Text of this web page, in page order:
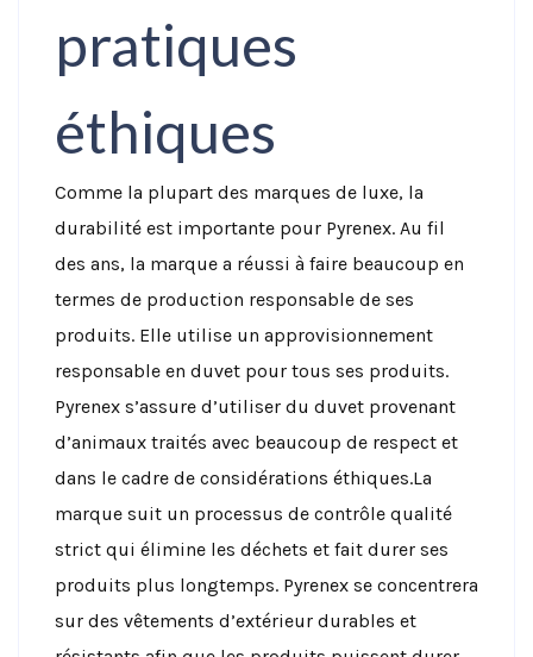
pratiques
éthiques
Comme la plupart des marques de luxe, la
durabilité est importante pour Pyrenex. Au fil
des ans, la marque a réussi à faire beaucoup en
termes de production responsable de ses
produits. Elle utilise un approvisionnement
responsable en duvet pour tous ses produits.
Pyrenex s’assure d’utiliser du duvet provenant
d’animaux traités avec beaucoup de respect et
dans le cadre de considérations éthiques.La
marque suit un processus de contrôle qualité
strict qui élimine les déchets et fait durer ses
produits plus longtemps. Pyrenex se concentrera
sur des vêtements d’extérieur durables et